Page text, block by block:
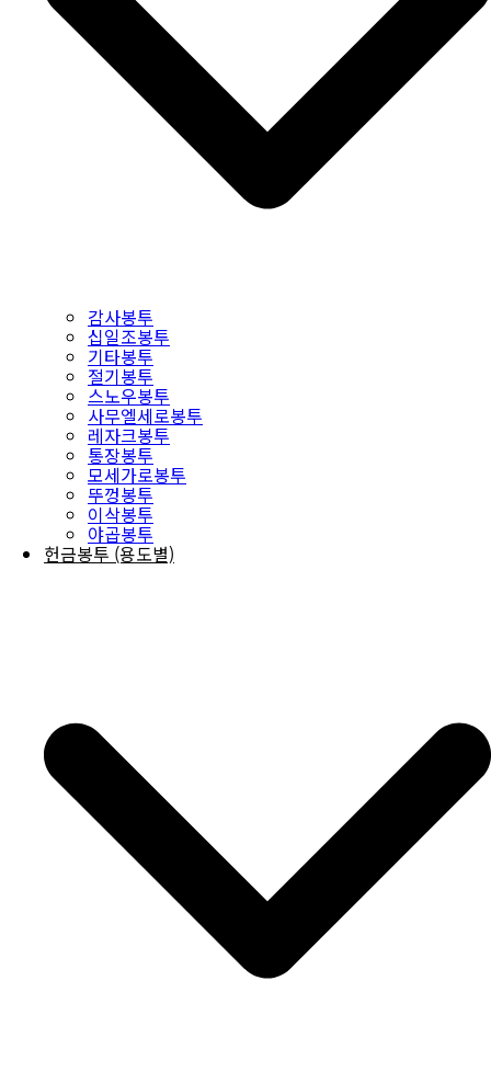
감사봉투
십일조봉투
기타봉투
절기봉투
스노우봉투
사무엘세로봉투
레자크봉투
통장봉투
모세가로봉투
뚜껑봉투
이삭봉투
야곱봉투
헌금봉투 (용도별)